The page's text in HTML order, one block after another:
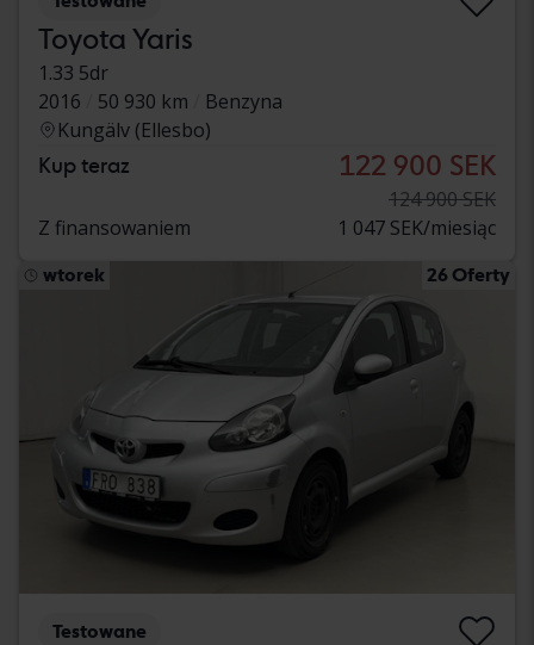
Toyota Yaris
1.33 5dr
2016
50 930 km
Benzyna
Kungälv (Ellesbo)
Kup teraz 122 900 SEK
124 900 SEK
Z finansowaniem
1 047 SEK/miesiąc
wtorek 26 Oferty
Testowane